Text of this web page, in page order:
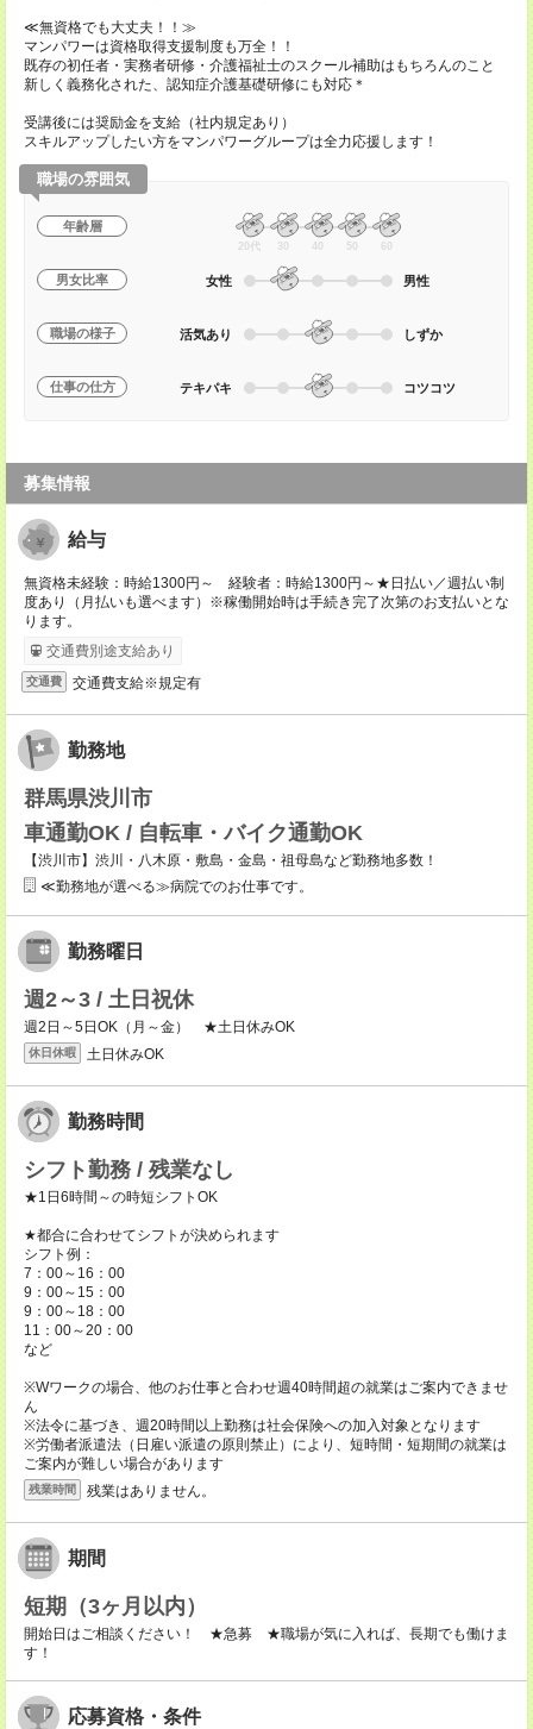
≪無資格でも大丈夫！！≫
マンパワーは資格取得支援制度も万全！！
既存の初任者・実務者研修・介護福祉士のスクール補助はもちろんのこと
新しく義務化された、認知症介護基礎研修にも対応＊
受講後には奨励金を支給（社内規定あり）
スキルアップしたい方をマンパワーグループは全力応援します！
職場の雰囲気
年齢層
20代 30 40 50 60
男女比率 女性 男性
職場の様子 活気あり しずか
仕事の仕方 テキパキ コツコツ
募集情報
給与
無資格未経験：時給1300円～ 経験者：時給1300円～★日払い／週払い制
度あり（月払いも選べます）※稼働開始時は手続き完了次第のお支払いとな
ります。
交通費別途支給あり
交通費 交通費支給※規定有
勤務地
群馬県渋川市
車通勤OK / 自転車・バイク通勤OK
【渋川市】渋川・八木原・敷島・金島・祖母島など勤務地多数！
≪勤務地が選べる≫病院でのお仕事です。
勤務曜日
週2～3 / 土日祝休
週2日～5日OK（月～金） ★土日休みOK
休日休暇 土日休みOK
勤務時間
シフト勤務 / 残業なし
★1日6時間～の時短シフトOK
★都合に合わせてシフトが決められます
シフト例：
7：00～16：00
9：00～15：00
9：00～18：00
11：00～20：00
など
※Wワークの場合、他のお仕事と合わせ週40時間超の就業はご案内できませ
ん
※法令に基づき、週20時間以上勤務は社会保険への加入対象となります
※労働者派遣法（日雇い派遣の原則禁止）により、短時間・短期間の就業は
ご案内が難しい場合があります
残業時間 残業はありません。
期間
短期（3ヶ月以内）
開始日はご相談ください！ ★急募 ★職場が気に入れば、長期でも働けま
す！
応募資格・条件